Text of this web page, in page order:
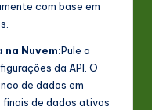
com base em
Nuvem:Pule a
da API. O
de dados em
finais de dados ativos